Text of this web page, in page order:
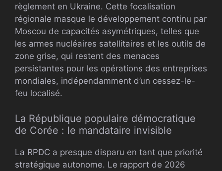
règlement en Ukraine. Cette focalisation
régionale masque le développement continu par
Moscou de capacités asymétriques, telles que
les armes nucléaires satellitaires et les outils de
zone grise, qui restent des menaces
persistantes pour les opérations des entreprises
mondiales, indépendamment d’un cessez-le-
feu localisé.
La République populaire démocratique
de Corée : le mandataire invisible
La RPDC a presque disparu en tant que priorité
stratégique autonome. Le rapport de 2026